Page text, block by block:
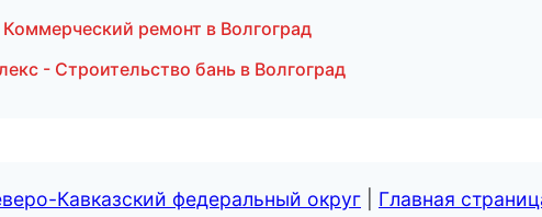
ремонт в Волгоград
- Строительство бань в Волгоград
Кавказский федеральный округ Главная